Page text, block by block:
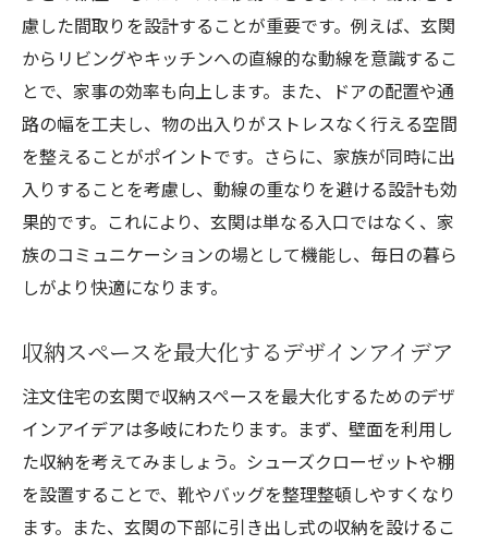
家族構成に合わせた動線の工夫
外観だけでない内面の美しさ
幸せを呼ぶ玄関デザインとは
快適な暮らしは玄関から福岡県古賀市の注文住
宅における動線設計
動線がもたらす快適さとは
古賀市のライフスタイルに合う動線設計
忙しい朝を楽にする動線の工夫
動線を意識した収納計画の立て方
住まい全体の動線改善事例
収納力を最大化！福岡県古賀市で注文住宅の玄
関を効率的に活用する方法
収納スペース拡充のための初歩テクニック
玄関収納に必要なアイテムリスト
慮した間取りを設計することが重要です。例えば、玄関
からリビングやキッチンへの直線的な動線を意識するこ
とで、家事の効率も向上します。また、ドアの配置や通
路の幅を工夫し、物の出入りがストレスなく行える空間
を整えることがポイントです。さらに、家族が同時に出
入りすることを考慮し、動線の重なりを避ける設計も効
果的です。これにより、玄関は単なる入口ではなく、家
族のコミュニケーションの場として機能し、毎日の暮ら
しがより快適になります。
収納スペースを最大化するデザインアイデア
注文住宅の玄関で収納スペースを最大化するためのデザ
インアイデアは多岐にわたります。まず、壁面を利用し
た収納を考えてみましょう。シューズクローゼットや棚
を設置することで、靴やバッグを整理整頓しやすくなり
ます。また、玄関の下部に引き出し式の収納を設けるこ